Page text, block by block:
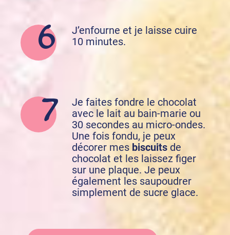
J’enfourne et je laisse cuire
10 minutes.
Je faites fondre le chocolat
avec le lait au bain-marie ou
30 secondes au micro-ondes.
Une fois fondu, je peux
décorer mes biscuits de
chocolat et les laissez figer
sur une plaque. Je peux
également les saupoudrer
simplement de sucre glace.